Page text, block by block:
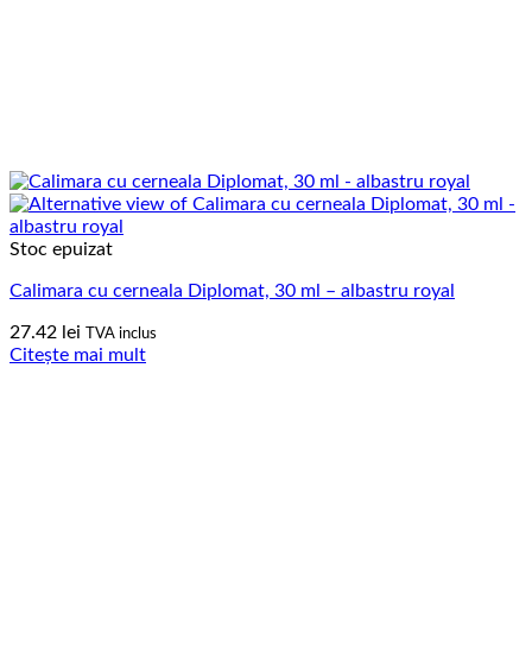
Stoc epuizat
Calimara cu cerneala Diplomat, 30 ml – albastru royal
27.42 lei TVA inclus
Citește mai mult